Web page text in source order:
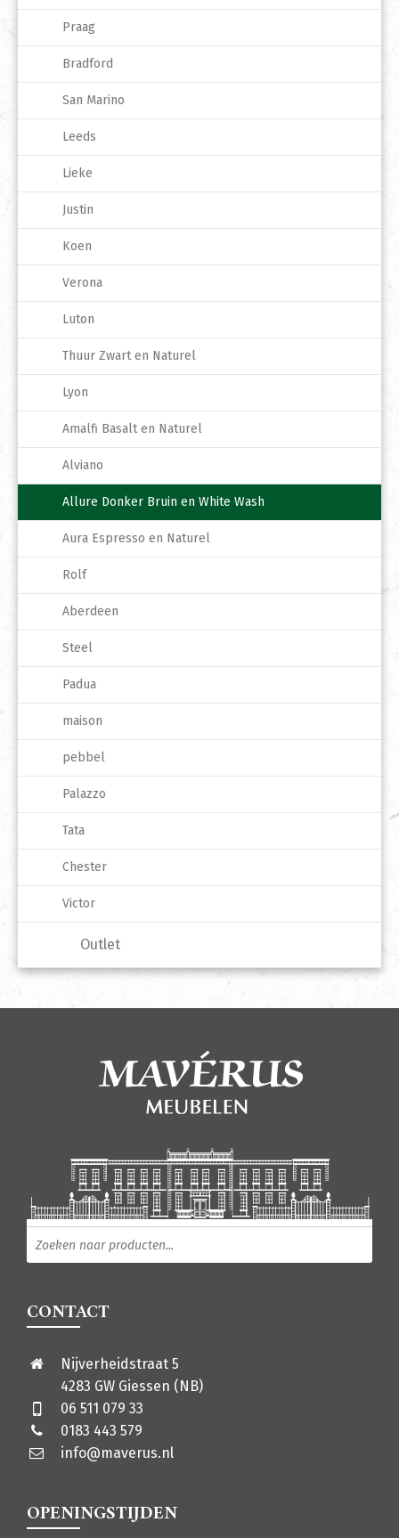
Praag
Bradford
San Marino
Leeds
Lieke
Justin
Koen
Verona
Luton
Thuur Zwart en Naturel
Lyon
Amalfi Basalt en Naturel
Alviano
Allure Donker Bruin en White Wash
Aura Espresso en Naturel
Rolf
Aberdeen
Steel
Padua
maison
pebbel
Palazzo
Tata
Chester
Victor
Outlet
CONTACT
Nijverheidstraat 5
4283 GW Giessen (NB)
06 511 079 33
0183 443 579
info@maverus.nl
OPENINGSTIJDEN